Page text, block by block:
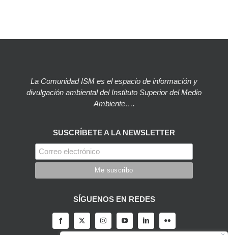
La Comunidad ISM es el espacio de información y
divulgación ambiental del Instituto Superior del Medio
Ambiente….
SUSCRÍBETE A LA NEWSLETTER
SÍGUENOS EN REDES